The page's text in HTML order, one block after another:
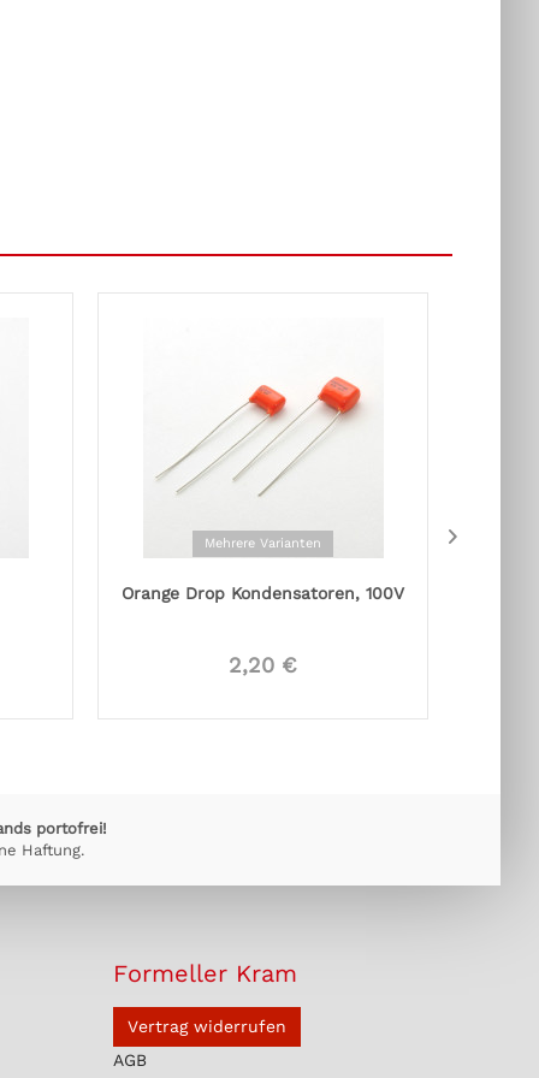
Mehrere Varianten
Orange Drop Kondensatoren, 100V
2,20 €
portofrei!
Haftung.
Formeller Kram
Vertrag widerrufen
AGB